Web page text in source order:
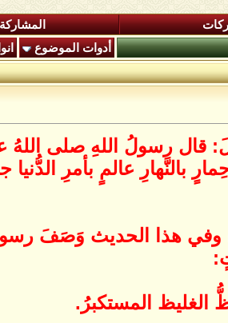
المشاركة
أدوات الموضوع
قال رسولُ اللهِ صلى اللهُ
عالمٍ بأمرِ الدُّنيا
وفي هذا الحديث وَصَفَ
الغليظ المستكبرُ.